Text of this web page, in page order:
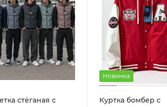
стёганая с
Новинка
Куртка бомбер с